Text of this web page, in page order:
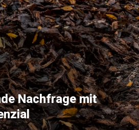
Nachfrage mit